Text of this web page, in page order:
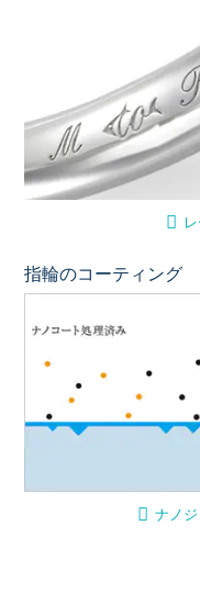
指輪のコーティング
ナノ